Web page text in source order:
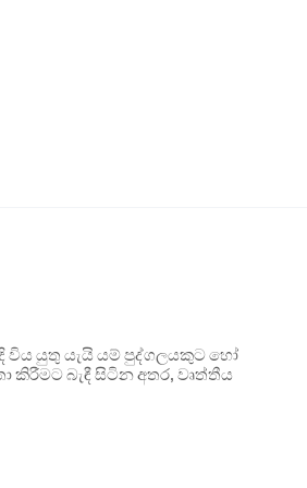
යුතු යැයි යම් පුද්ගලයකුට හෝ
කිරීමට බැඳී සිටින අතර, වෘත්තීය